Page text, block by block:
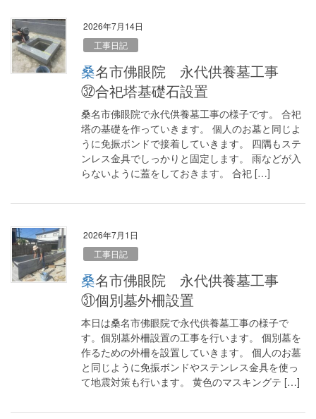
2026年7月14日
工事日記
桑名市佛眼院 永代供養墓工事
㉜合祀塔基礎石設置
桑名市佛眼院で永代供養墓工事の様子です。 合祀
塔の基礎を作っていきます。 個人のお墓と同じよ
うに免振ボンドで接着していきます。 四隅もステ
ンレス金具でしっかりと固定します。 雨などが入
らないように蓋をしておきます。 合祀 […]
2026年7月1日
工事日記
桑名市佛眼院 永代供養墓工事
㉛個別墓外柵設置
本日は桑名市佛眼院で永代供養墓工事の様子で
す。個別墓外柵設置の工事を行います。 個別墓を
作るための外柵を設置していきます。 個人のお墓
と同じように免振ボンドやステンレス金具を使っ
て地震対策も行います。 黄色のマスキングテ […]